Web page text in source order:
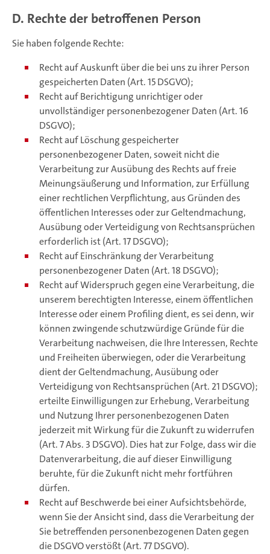
D. Rechte der betroffenen Person
Sie haben folgende Rechte:
Recht auf Auskunft über die bei uns zu ihrer Person
gespeicherten Daten (Art. 15 DSGVO);
Recht auf Berichtigung unrichtiger oder
unvollständiger personenbezogener Daten (Art. 16
DSGVO);
Recht auf Löschung gespeicherter
personenbezogener Daten, soweit nicht die
Verarbeitung zur Ausübung des Rechts auf freie
Meinungsäußerung und Information, zur Erfüllung
einer rechtlichen Verpflichtung, aus Gründen des
öffentlichen Interesses oder zur Geltendmachung,
Ausübung oder Verteidigung von Rechtsansprüchen
erforderlich ist (Art. 17 DSGVO);
Recht auf Einschränkung der Verarbeitung
personenbezogener Daten (Art. 18 DSGVO);
Recht auf Widerspruch gegen eine Verarbeitung, die
unserem berechtigten Interesse, einem öffentlichen
Interesse oder einem Profiling dient, es sei denn, wir
können zwingende schutzwürdige Gründe für die
Verarbeitung nachweisen, die Ihre Interessen, Rechte
und Freiheiten überwiegen, oder die Verarbeitung
dient der Geltendmachung, Ausübung oder
Verteidigung von Rechtsansprüchen (Art. 21 DSGVO);
erteilte Einwilligungen zur Erhebung, Verarbeitung
und Nutzung Ihrer personenbezogenen Daten
jederzeit mit Wirkung für die Zukunft zu widerrufen
(Art. 7 Abs. 3 DSGVO). Dies hat zur Folge, dass wir die
Datenverarbeitung, die auf dieser Einwilligung
beruhte, für die Zukunft nicht mehr fortführen
dürfen.
Recht auf Beschwerde bei einer Aufsichtsbehörde,
wenn Sie der Ansicht sind, dass die Verarbeitung der
Sie betreffenden personenbezogenen Daten gegen
die DSGVO verstößt (Art. 77 DSGVO).